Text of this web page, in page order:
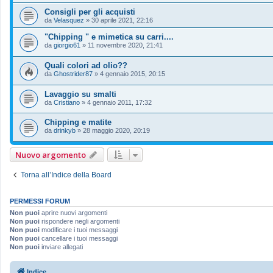
Consigli per gli acquisti
da Velasquez » 30 aprile 2021, 22:16
"Chipping " e mimetica su carri....
da giorgio61 » 11 novembre 2020, 21:41
Quali colori ad olio??
da Ghostrider87 » 4 gennaio 2015, 20:15
Lavaggio su smalti
da Cristiano » 4 gennaio 2011, 17:32
Chipping e matite
da drinkyb » 28 maggio 2020, 20:19
Nuovo argomento
Torna all’Indice della Board
PERMESSI FORUM
Non puoi aprire nuovi argomenti
Non puoi rispondere negli argomenti
Non puoi modificare i tuoi messaggi
Non puoi cancellare i tuoi messaggi
Non puoi inviare allegati